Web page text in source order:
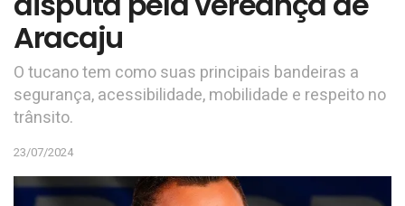
Aracaju
O tucano tem como suas principais bandeiras a
segurança, acessibilidade, mobilidade e respeito no
trânsito.
23/07/2024